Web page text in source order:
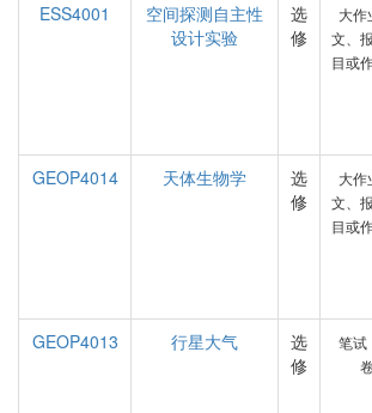
ESS4001
空间探测自主性
设计实验
选
修
大作
文、
目或
GEOP4014
天体生物学
选
修
大作
文、
目或
GEOP4013
行星大气
选
修
笔试